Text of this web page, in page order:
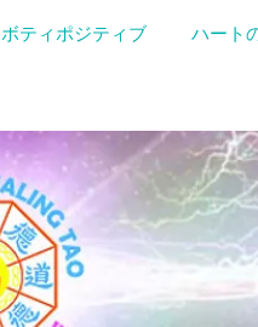
ボティポジティブ ハート